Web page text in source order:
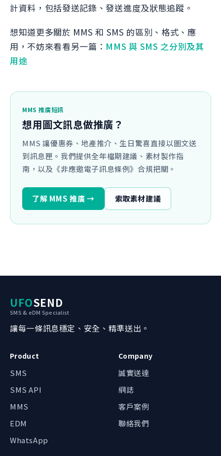
計資料，包括發送記錄、發送進度及狀態追蹤。
想知道更多關於 MMS 和 SMS 的區別、格式、應
用，不妨來看看另一篇： MMS 與 SMS 之分別及其
用途
MMS 推廣短訊
想用圖文訊息做推廣？
MMS 讓優惠券、地產推介、生日驚喜直接以圖文送
到訊息匣。我們提供全年檔期建議、素材製作指
南，以及《非應邀電子訊息條例》合規把關。
了解 MMS 推廣 → 索取素材建議
UFOSEND
SMS & eDM Specialist
讓每一條訊息穩定、安全、精準送出。
Product
SMS
SMS API
MMS
EDM
WhatsApp
Company
誠實送達
網誌
客戶案例
聯絡我們
我哋可以點幫到你？